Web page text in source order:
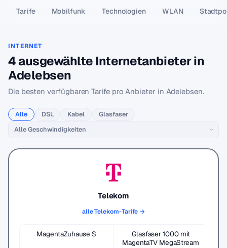
Tarife Mobilfunk Technologien WLAN
INTERNET
4 ausgewählte Internetanbieter in
Adelebsen
Die besten verfügbaren Tarife pro Anbieter in Adelebsen.
Alle DSL Kabel Glasfaser
Telekom
alle Telekom-Tarife →
MagentaZuhause S
Glasfaser 1000 mit
MagentaTV MegaStream